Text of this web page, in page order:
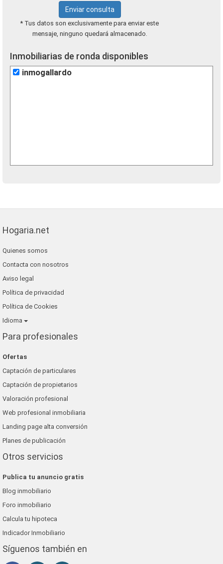
Enviar consulta
* Tus datos son exclusivamente para enviar este
mensaje, ninguno quedará almacenado.
Inmobiliarias de ronda disponibles
inmogallardo
Hogaria.net
Quienes somos
Contacta con nosotros
Aviso legal
Política de privacidad
Política de Cookies
Idioma
Para profesionales
Ofertas
Captación de particulares
Captación de propietarios
Valoración profesional
Web profesional inmobiliaria
Landing page alta conversión
Planes de publicación
Otros servicios
Publica tu anuncio gratis
Blog inmobiliario
Foro inmobiliario
Calcula tu hipoteca
Indicador Inmobiliario
Síguenos también en